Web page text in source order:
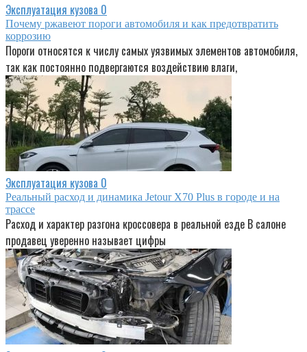
Эксплуатация кузова 0
Почему ржавеют пороги автомобиля и как предотвратить
коррозию
Пороги относятся к числу самых уязвимых элементов автомобиля,
так как постоянно подвергаются воздействию влаги,
Эксплуатация кузова 0
Реальный расход и динамика Jetour X70 Plus в городе и на
трассе
Расход и характер разгона кроссовера в реальной езде В салоне
продавец уверенно называет цифры